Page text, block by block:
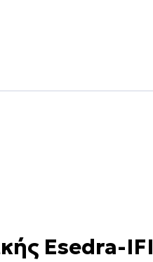
Esedra-IFI